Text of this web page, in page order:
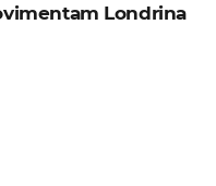
Londrina